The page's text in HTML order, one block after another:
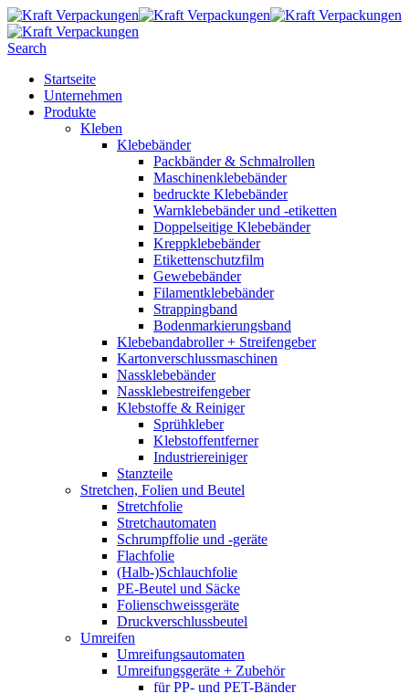
Search
Startseite
Unternehmen
Produkte
Kleben
Klebebänder
Packbänder & Schmalrollen
Maschinenklebebänder
bedruckte Klebebänder
Warnklebebänder und -etiketten
Doppelseitige Klebebänder
Kreppklebebänder
Etikettenschutzfilm
Gewebebänder
Filamentklebebänder
Strappingband
Bodenmarkierungsband
Klebebandabroller + Streifengeber
Kartonverschlussmaschinen
Nassklebebänder
Nassklebestreifengeber
Klebstoffe & Reiniger
Sprühkleber
Klebstoffentferner
Industriereiniger
Stanzteile
Stretchen, Folien und Beutel
Stretchfolie
Stretchautomaten
Schrumpffolie und -geräte
Flachfolie
(Halb-)Schlauchfolie
PE-Beutel und Säcke
Folienschweissgeräte
Druckverschlussbeutel
Umreifen
Umreifungsautomaten
Umreifungsgeräte + Zubehör
für PP- und PET-Bänder